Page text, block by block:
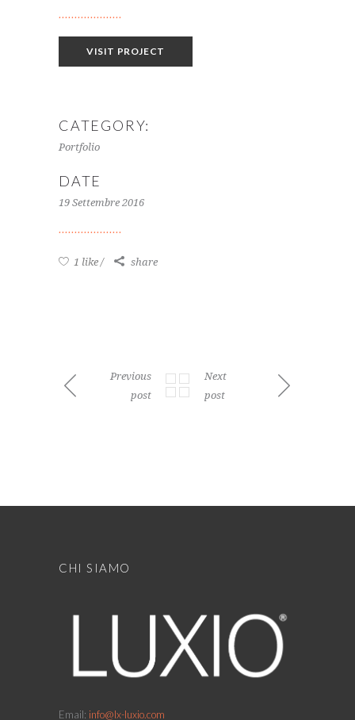
VISIT PROJECT
CATEGORY:
Portfolio
DATE
19 Settembre 2016
1 like share
Previous
post
Next
post
CHI SIAMO
Email: info@lx-luxio.com